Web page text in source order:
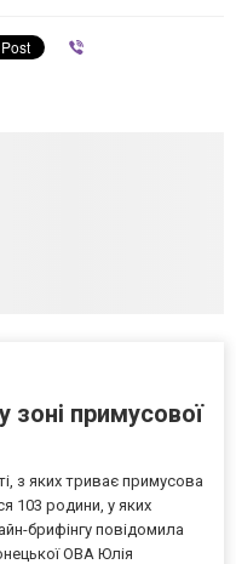
зоні примусової
з яких триває примусова
103 родини, у яких
брифінгу повідомила
ОВА Юлія